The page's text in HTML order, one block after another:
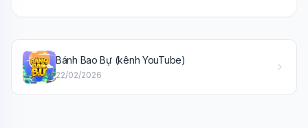
Bánh Bao Bự (kênh YouTube)
22/02/2026
🤖Sẵn sàng hỗ trợ